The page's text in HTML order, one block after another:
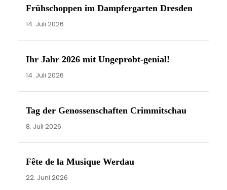
s
Frühschoppen im Dampfergarten Dresden
14. Juli 2026
Ihr Jahr 2026 mit Ungeprobt-genial!
14. Juli 2026
Tag der Genossenschaften Crimmitschau
8. Juli 2026
Fête de la Musique Werdau
22. Juni 2026